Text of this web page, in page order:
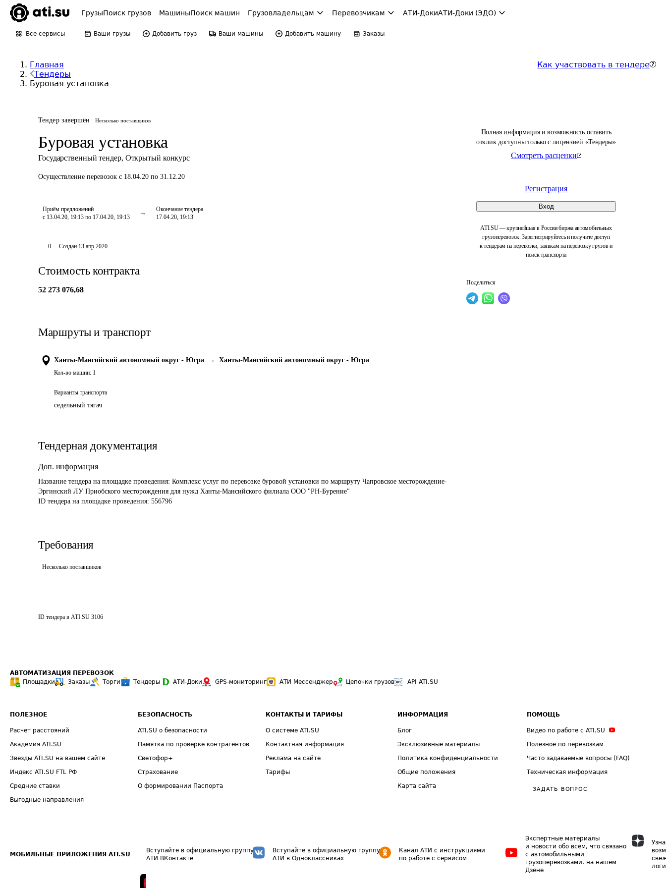
ГрузыПоиск грузов МашиныПоиск машин Грузовладельцам Перевозчикам АТИ-ДокиАТИ-Доки (ЭДО)
Все сервисы Ваши грузы Добавить груз Ваши машины Добавить машину Заказы
Главная
Тендеры
Буровая установка
Как участвовать в тендере
Тендер завершён Несколько поставщиков
Буровая установка
Государственный тендер, Открытый конкурс
Осуществление перевозок с 18.04.20 по 31.12.20
Приём предложений
с 13.04.20, 19:13 по 17.04.20, 19:13
Окончание тендера
17.04.20, 19:13
Полная информация и возможность оставить
отклик доступны только с лицензией «Тендеры»
Смотреть расценки
Регистрация
Вход
ATI.SU — крупнейшая в России биржа автомобильных
грузоперевозок. Зарегистрируйтесь и получите доступ
к тендерам на перевозки, заявкам на перевозку грузов и
поиск транспорта
Поделиться
0 Создан 13 апр 2020
Стоимость контракта
52 273 076,68
Маршруты и транспорт
Ханты-Мансийский автономный округ - Югра → Ханты-Мансийский автономный округ - Югра
Кол-во машин: 1
Варианты транспорта
седельный тягач
Тендерная документация
Доп. информация
Название тендера на площадке проведения: Комплекс услуг по перевозке буровой установки по маршруту Чапровское месторождение-
Эргинский ЛУ Приобского месторождения для нужд Ханты-Мансийского филиала ООО "РН-Бурение"
ID тендера на площадке проведения: 556796
Требования
Несколько поставщиков
ID тендера в ATI.SU 3106
АВТОМАТИЗАЦИЯ ПЕРЕВОЗОК
Площадки
Заказы Торги Тендеры АТИ-Доки GPS-мониторинг АТИ Мессенджер Цепочки грузов API ATI.SU
ПОЛЕЗНОЕ
Расчет расстояний
Академия ATI.SU
Звезды ATI.SU на вашем сайте
Индекс ATI.SU FTL РФ
Средние ставки
Выгодные направления
БЕЗОПАСНОСТЬ
ATI.SU о безопасности
Памятка по проверке контрагентов
Светофор+
Страхование
О формировании Паспорта
КОНТАКТЫ И ТАРИФЫ
О системе ATI.SU
Контактная информация
Реклама на сайте
Тарифы
ИНФОРМАЦИЯ
Блог
Эксклюзивные материалы
Политика конфиденциальности
Общие положения
Карта сайта
ПОМОЩЬ
Видео по работе с ATI.SU
Полезное по перевозкам
Часто задаваемые вопросы (FAQ)
Техническая информация
ЗАДАТЬ ВОПРОС
МОБИЛЬНЫЕ ПРИЛОЖЕНИЯ ATI.SU
Вступайте в официальную группу
АТИ ВКонтакте
Вступайте в официальную группу
АТИ в Одноклассниках
Канал АТИ с инструкциями
по работе с сервисом
Экспертные материалы
и новости обо всем, что связано
с автомобильными
грузоперевозками, на нашем
Дзене